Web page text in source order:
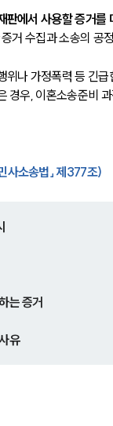
부소개
AI대륜
판에서 사용할 증거를
거 수집과 소송의 공
위나 가정폭력 등 긴
경우, 이혼소송준비
사소송법」 제377조)
는 증거
유